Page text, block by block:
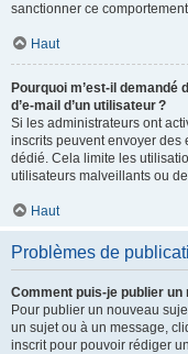
sanctionner ce
Haut
Pourquoi m’est-il
d’e-mail d’un utilisateur ?
Si les administrateurs ont
inscrits peuvent envoyer des
dédié. Cela limite les
utilisateurs malveillants ou
Haut
Problèmes de
Comment puis-je publier un
Pour publier un nouveau
un sujet ou à un message,
inscrit pour pouvoir rédiger